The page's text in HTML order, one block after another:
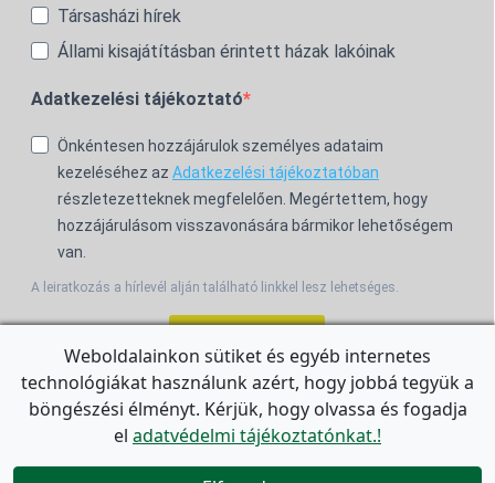
Társasházi hírek
Állami kisajátításban érintett házak lakóinak
Adatkezelési tájékoztató
Önkéntesen hozzájárulok személyes adataim
kezeléséhez az Adatkezelési tájékoztatóban
részletezetteknek megfelelően. Megértettem, hogy
hozzájárulásom visszavonására bármikor lehetőségem
van.
A leiratkozás a hírlevél alján található linkkel lesz lehetséges.
For the English Newsletter, clickHERE.
Weboldalainkon sütiket és egyéb internetes
technológiákat használunk azért, hogy jobbá tegyük a
böngészési élményt. Kérjük, hogy olvassa és fogadja
el adatvédelmi tájékoztatónkat.!